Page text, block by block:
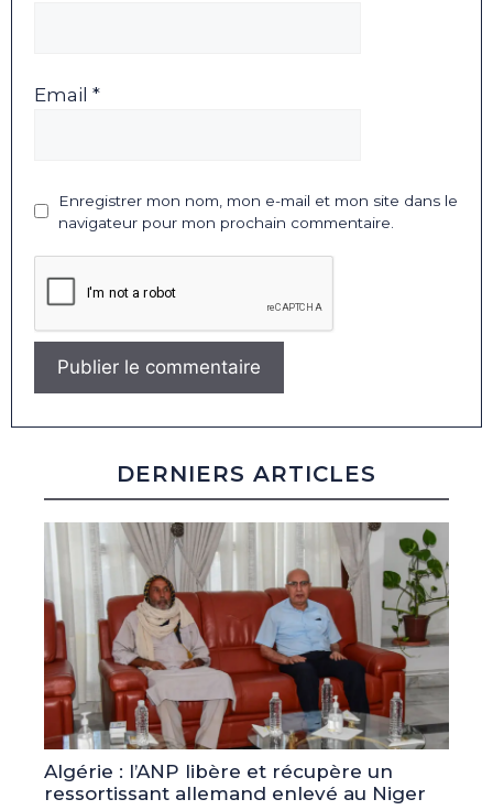
Email *
Enregistrer mon nom, mon e-mail et mon site dans le
navigateur pour mon prochain commentaire.
DERNIERS ARTICLES
Algérie : l’ANP libère et récupère un
ressortissant allemand enlevé au Niger